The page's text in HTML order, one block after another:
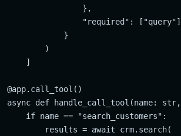
                },
                "required": ["query"]
            }
        )
    ]
@app.call_tool()
async def handle_call_tool(name:
    if name == "search_customers":
        results = await crm.search(